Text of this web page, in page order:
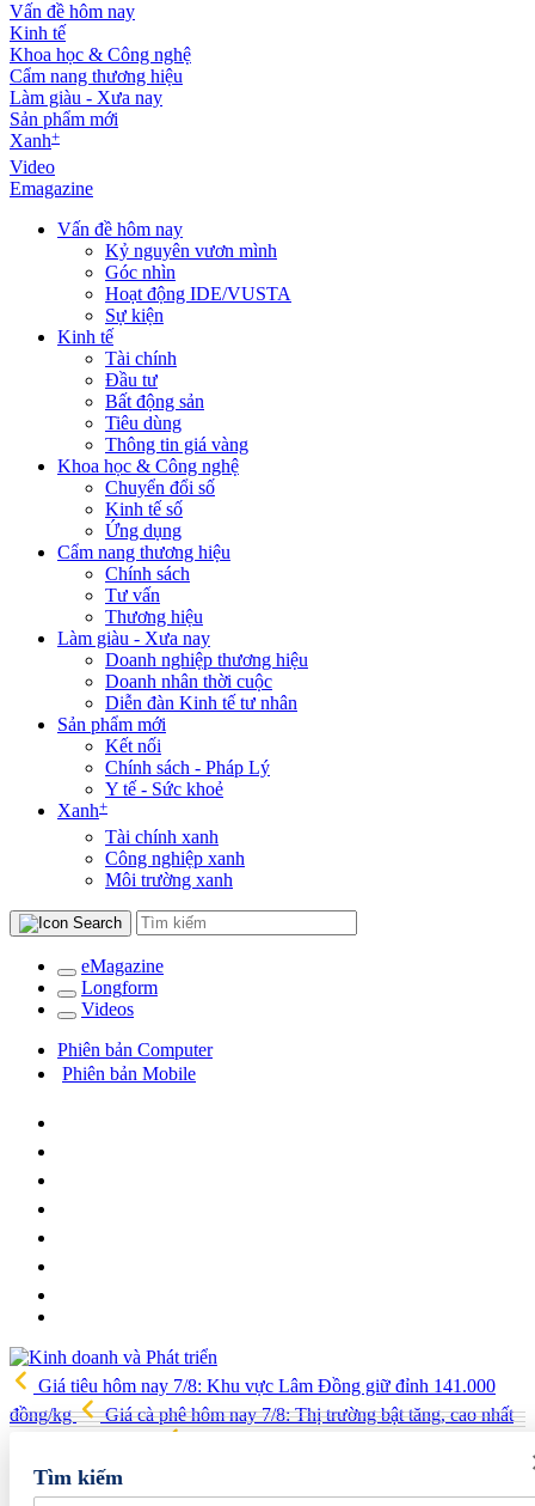
Vấn đề hôm nay
Kinh tế
Khoa học & Công nghệ
Cẩm nang thương hiệu
Làm giàu - Xưa nay
Sản phẩm mới
Xanh+
Video
Emagazine
Vấn đề hôm nay
Kỷ nguyên vươn mình
Góc nhìn
Hoạt động IDE/VUSTA
Sự kiện
Kinh tế
Tài chính
Đầu tư
Bất động sản
Tiêu dùng
Thông tin giá vàng
Khoa học & Công nghệ
Chuyển đổi số
Kinh tế số
Ứng dụng
Cẩm nang thương hiệu
Chính sách
Tư vấn
Thương hiệu
Làm giàu - Xưa nay
Doanh nghiệp thương hiệu
Doanh nhân thời cuộc
Diễn đàn Kinh tế tư nhân
Sản phẩm mới
Kết nối
Chính sách - Pháp Lý
Y tế - Sức khoẻ
Xanh+
Tài chính xanh
Công nghiệp xanh
Môi trường xanh
eMagazine
Longform
Videos
Phiên bản Computer
Phiên bản Mobile
Giá tiêu hôm nay 7/8: Khu vực Lâm Đồng giữ đỉnh 141.000
đồng/kg
Giá cà phê hôm nay 7/8: Thị trường bật tăng, cao nhất
công nghệ, sản phẩm công nghệ chiến lược
đãi "Giao dịch dễ dàng, nhận quà kiệt tác", tặng khách hàng đặc
Tìm kiếm